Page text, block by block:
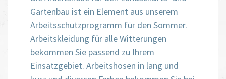
Gartenbau ist ein Element aus unserem
Arbeitsschutzprogramm für den Sommer.
Arbeitskleidung für alle Witterungen
bekommen Sie passend zu Ihrem
Einsatzgebiet. Arbeitshosen in lang und